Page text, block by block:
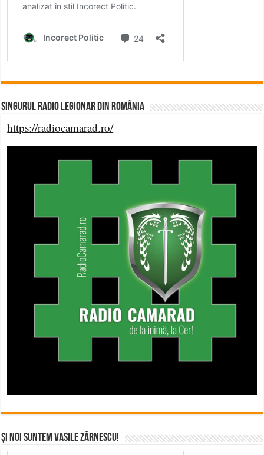
Singurul Radio Legionar din România
https://radiocamarad.ro/
Și noi suntem Vasile Zărnescu!